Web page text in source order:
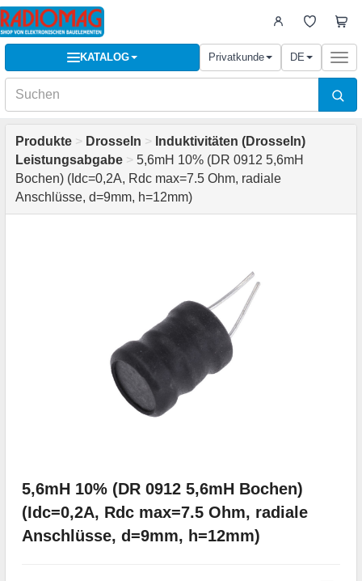
KATALOG Privatkunde DE
Produkte > Drosseln > Induktivitäten (Drosseln)
Leistungsabgabe > 5,6mH 10% (DR 0912 5,6mH
Bochen) (Idc=0,2А, Rdc max=7.5 Ohm, radiale
Anschlüsse, d=9mm, h=12mm)
5,6mH 10% (DR 0912 5,6mH Bochen)
(Idc=0,2А, Rdc max=7.5 Ohm, radiale
Anschlüsse, d=9mm, h=12mm)